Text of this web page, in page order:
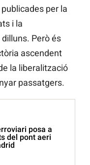
per la
i la
Però és
ascendent
la liberalització
passatgers.
posa a
del pont aeri